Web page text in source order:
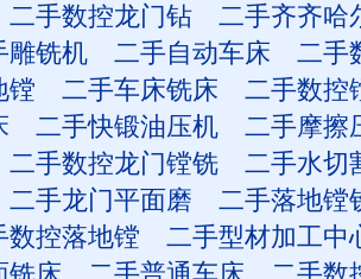
二手数控龙门钻
二手齐齐哈
雕铣机 二手自动车床
二手
镗 二手车床铣床
二手数控
二手快锻油压机
二手摩擦
二手数控龙门镗铣
二手水切
二手龙门平面磨
二手落地镗
数控落地镗
二手型材加工中